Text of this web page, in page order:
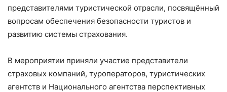
представителями туристической отрасли, посвящённый
вопросам обеспечения безопасности туристов и
развитию системы страхования.
В мероприятии приняли участие представители
страховых компаний, туроператоров, туристических
агентств и Национального агентства перспективных